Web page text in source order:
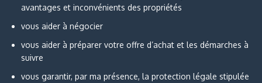
avantages et inconvénients des propriétés
vous aider à négocier
vous aider à préparer votre offre d’achat et les démarches à
suivre
vous garantir, par ma présence, la protection légale stipulée